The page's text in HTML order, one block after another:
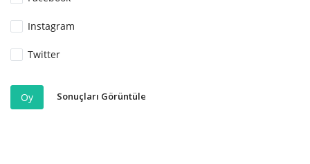
Instagram
Twitter
Oy Sonuçları Görüntüle